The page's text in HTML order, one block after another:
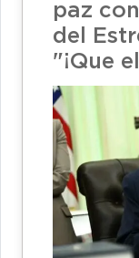
paz
del
"¡Que